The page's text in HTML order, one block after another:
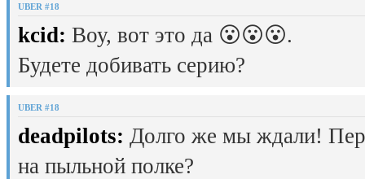
UBER #18
kcid: Воу, вот это да 😮😮😮.
Будете добивать серию?
UBER #18
deadpilots: Долго же мы ждали!
на пыльной полке?